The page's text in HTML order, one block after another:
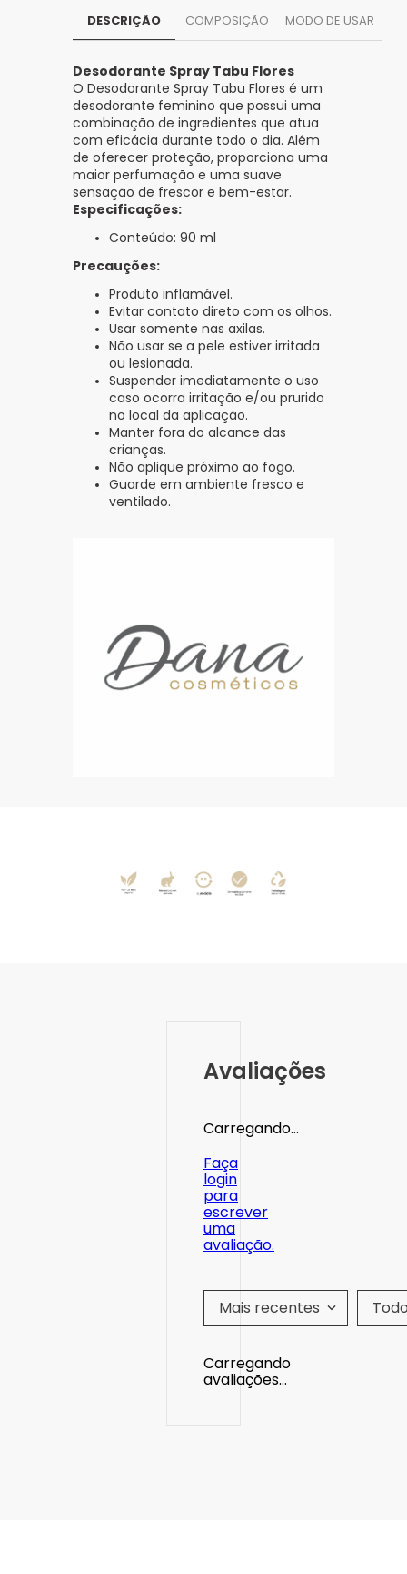
DESCRIÇÃO COMPOSIÇÃO MODO DE USAR
Desodorante Spray Tabu Flores
O Desodorante Spray Tabu Flores é um
desodorante feminino que possui uma
combinação de ingredientes que atua
com eficácia durante todo o dia. Além
de oferecer proteção, proporciona uma
maior perfumação e uma suave
sensação de frescor e bem-estar.
Especificações:
Conteúdo: 90 ml
Precauções:
Produto inflamável.
Evitar contato direto com os olhos.
Usar somente nas axilas.
Não usar se a pele estiver irritada
ou lesionada.
Suspender imediatamente o uso
caso ocorra irritação e/ou prurido
no local da aplicação.
Manter fora do alcance das
crianças.
Não aplique próximo ao fogo.
Guarde em ambiente fresco e
ventilado.
Avaliações
Carregando…
Faça
login
para
escrever
uma
avaliação.
Mais recentes
Carregando
avaliações…